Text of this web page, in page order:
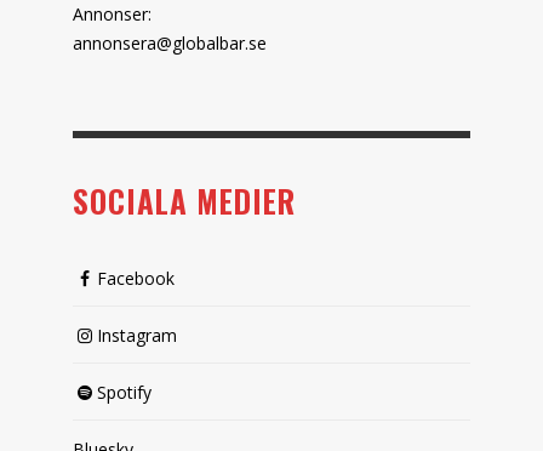
Annonser:
annonsera@globalbar.se
SOCIALA MEDIER
Facebook
Instagram
Spotify